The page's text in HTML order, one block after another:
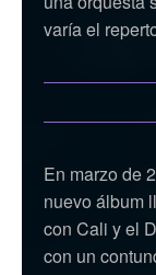
varía el
En marzo de
nuevo álbum
con Cali y el
con un